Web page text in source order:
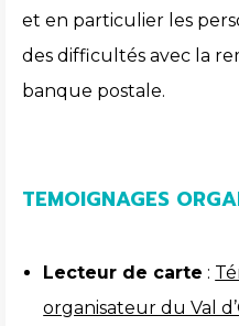
et en particulier les
des difficultés avec la
banque postale.
TEMOIGNAGES
Lecteur de carte :
organisateur du Val